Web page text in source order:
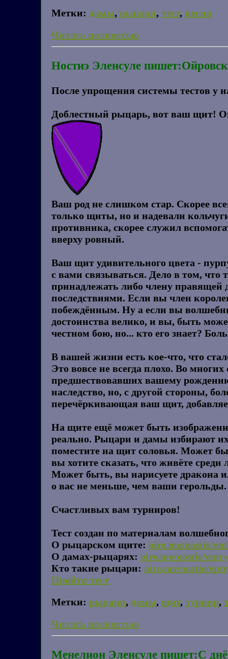
Метки: дамы, рыцари, тест, песня
Читать полностью
Ностиэ Эленсуле
После упрощения системы тестов у
Доблестный рыцарь, вот ваш щит!
Ваш род не слишком стар. Скорее
только щиты, но и надевали
противника, скорее служил
вверху ровный.
Ваш щит удивительного цвета -
с вами связываться. Дело в том, что
принадлежать либо члену правящей
последствиями. Если вы член
побеждённым. Ну а если вы
достоинства велико, и вы, быть
честном бою, но... кто его знает?
В вашей жизни есть кое-что, что
Это вовсе не всегда плохо. Во
предшествовавших вашему
наследство, но, с другой стороны,
перечёркивающая ваш щит,
На щите ещё может быть
реально. Рыцари и дамы избирают
поместите на щит соловья. Может
вы хотите сказать, что живёте
Может быть, вы нарисуете дракона
о вас не меньше, чем ваши герольды.
Счастливых вам турниров!
Тест создан по материалам
О рыцарском щите: oire.me/nostie/
О дамах-рыцарях: oire.me/nostie/
Кто такие рыцари: oire.me/nostie/
Пройти тест
Метки: рыцари, дамы, щит, турнир,
Читать полностью
Менелион Эленсуле пишет:С